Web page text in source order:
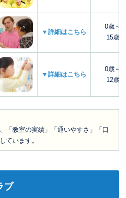
▼詳細はこちら
0歳～
15歳
▼詳細はこちら
0歳～
12歳
「教室の実績」「通いやすさ」「口
ています。
ブ